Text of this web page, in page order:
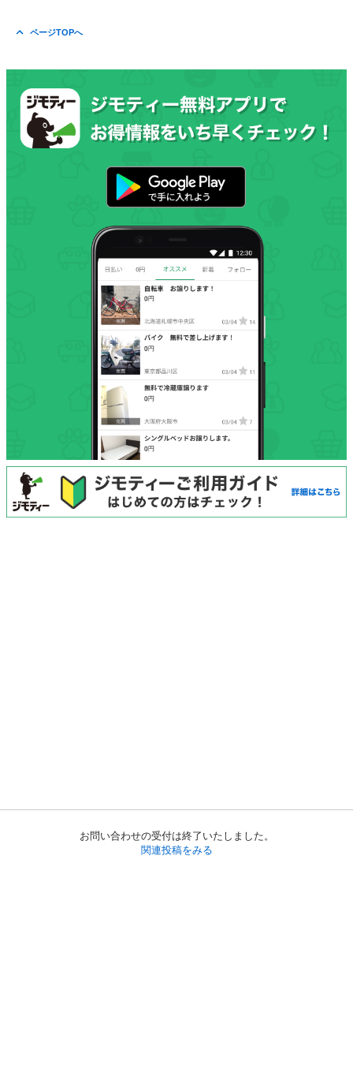
お問い合わせの受付は終了いたしました。
関連投稿をみる
ページTOPへ